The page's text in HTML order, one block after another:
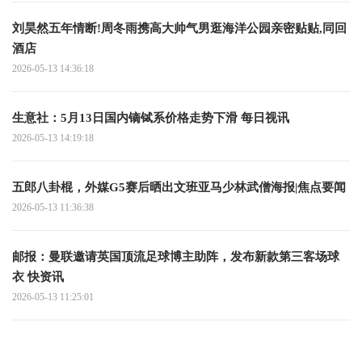
刘昊然五年情断!周冬雨携高大帅气男逛海洋公园亲密贴贴,同回
酒店
2026-05-13 14:36:18
生意社：5月13日国内镝铽系价格走势下滑 每日视讯
2026-05-13 14:19:18
五郎八卦棍，外媒G5赛后晒出文班亚马少林武僧海报|焦点要闻
2026-05-13 11:36:38
邮报：曼联邀请英国顶流足球博主助阵，发布新款第三客场球
衣 快资讯
2026-05-13 11:25:01